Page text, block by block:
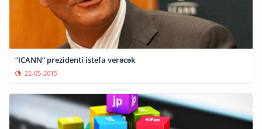
“ICANN” prezidenti istefa verəcək
22-05-2015